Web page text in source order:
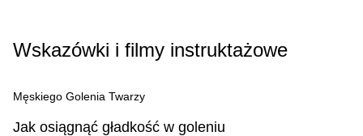
Wskazówki i filmy instruktażowe
Męskiego Golenia Twarzy
Jak osiągnąć gładkość w goleniu